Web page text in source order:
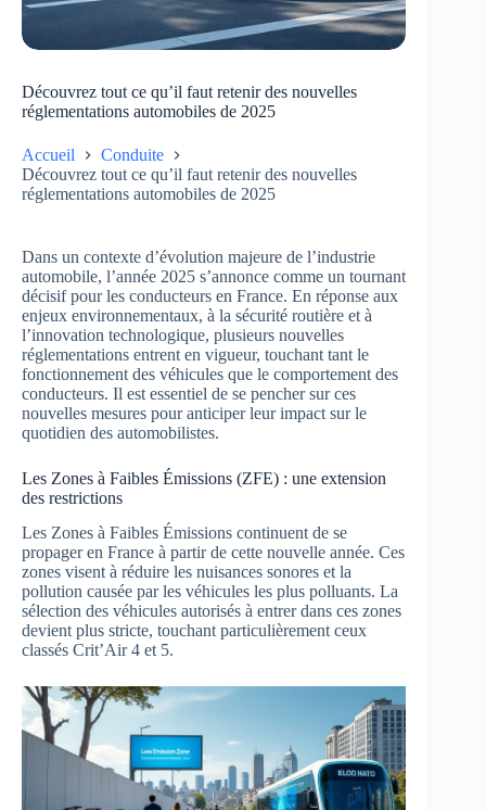
Découvrez tout ce qu’il faut retenir des nouvelles
réglementations automobiles de 2025
Accueil
Conduite
Découvrez tout ce qu’il faut retenir des nouvelles
réglementations automobiles de 2025
Dans un contexte d’évolution majeure de l’industrie
automobile, l’année 2025 s’annonce comme un tournant
décisif pour les conducteurs en France. En réponse aux
enjeux environnementaux, à la sécurité routière et à
l’innovation technologique, plusieurs nouvelles
réglementations entrent en vigueur, touchant tant le
fonctionnement des véhicules que le comportement des
conducteurs. Il est essentiel de se pencher sur ces
nouvelles mesures pour anticiper leur impact sur le
quotidien des automobilistes.
Les Zones à Faibles Émissions (ZFE) : une extension
des restrictions
Les Zones à Faibles Émissions continuent de se
propager en France à partir de cette nouvelle année. Ces
zones visent à réduire les nuisances sonores et la
pollution causée par les véhicules les plus polluants. La
sélection des véhicules autorisés à entrer dans ces zones
devient plus stricte, touchant particulièrement ceux
classés Crit’Air 4 et 5.